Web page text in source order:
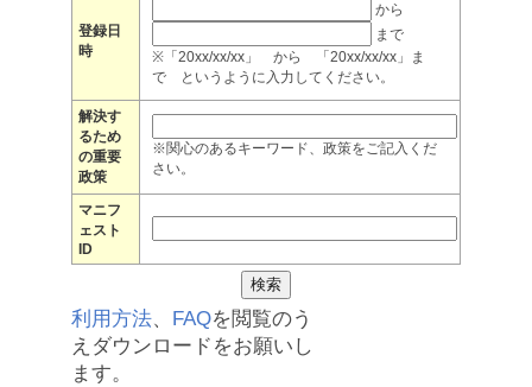
登録日
時
から
まで
※「20xx/xx/xx」 から 「20xx/xx/xx」ま
で というように入力してください。
解決す
るため
の重要
政策
※関心のあるキーワード、政策をご記入くだ
さい。
マニフ
ェスト
ID
利用方法、 FAQを閲覧のう
えダウンロードをお願いし
ます。